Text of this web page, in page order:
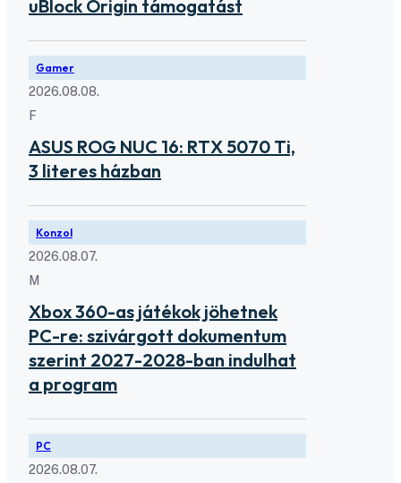
uBlock Origin támogatást
Gamer
2026.08.08.
F
ASUS ROG NUC 16: RTX 5070 Ti,
3 literes házban
Konzol
2026.08.07.
M
Xbox 360-as játékok jöhetnek
PC-re: szivárgott dokumentum
szerint 2027-2028-ban indulhat
a program
PC
2026.08.07.